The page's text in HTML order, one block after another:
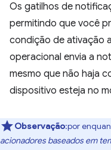
Os gatilhos de
permitindo que você
condição de ativação
operacional envia a
mesmo que não haja
dispositivo esteja no
Observação:por
acionadores baseados em